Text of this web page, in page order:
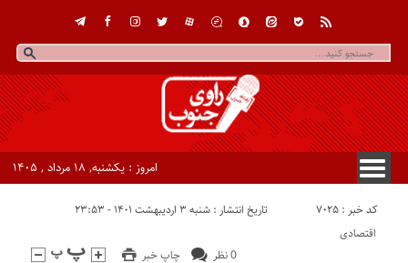
امروز : یکشنبه, ۱۸ مرداد , ۱۴۰۵
کد خبر : 7025 تاریخ انتشار : شنبه ۳ اردیبهشت ۱۴۰۱ - ۲۳:۵۳
چاپ خبر 0 نظر
اقتصادی